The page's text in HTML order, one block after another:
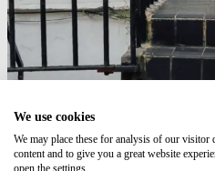
Eigenbedarfskündigung –
16.07.2019
Update vom:
Eigenbedarfskündigu.
Kündigung
We use cookies
We may place these for analysis of our
content and to give you a great website
open the settings.